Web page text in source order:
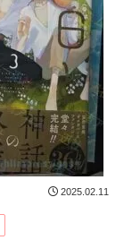
2025.02.11